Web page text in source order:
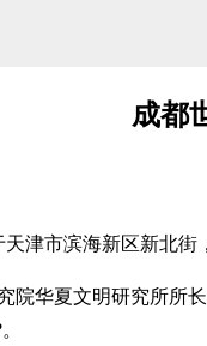
成都
津市滨海新区新北街
文明研究所所长张